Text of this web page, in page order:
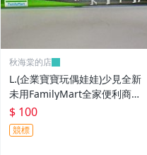
秋海棠的店
L.(企業寶寶玩偶娃娃)少見全新
未用FamilyMart全家便利商店
鐵質筆盒!--值得擁有!
$ 100
競標